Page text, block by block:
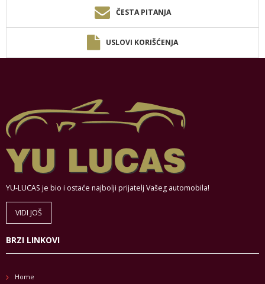
ČESTA PITANJA
USLOVI KORIŠĆENJA
YU-LUCAS je bio i ostaće najbolji prijatelj Vašeg automobila!
VIDI JOŠ
BRZI LINKOVI
Home